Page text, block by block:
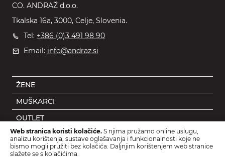
CO. ANDRAŽ d.o.o.
Tkalska 16a, 3000, Celje, Slovenia.
Tel: +386 (0)3 491 98 90
Email: info@andraz.si
ŽENE
MUŠKARCI
OUTLET
DJECA
DODACI
Web stranica koristi kolačiće. S njima pružamo online uslugu,
analizu korištenja, sustave oglašavanja i funkcionalnosti koje ne
bismo mogli pružiti bez kolačića. Daljnjim korištenjem web stranice
slažete se s kolačićima.